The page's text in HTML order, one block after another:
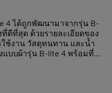
4 ได้ถูกพัฒนามาจากรุ่น B-
ที่ดีที่สุด ด้วยรายละเอียดของ
ใช้งาน วัสดุทนทาน และน้ำ
แบบผ้ารุ่น B-lite 4 พร้อมที่จะ
างไร้ขีดจำกัดอย่างแน่นอน